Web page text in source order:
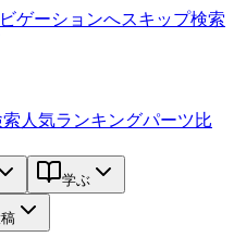
ゲーションへスキップ検索
人気ランキングパーツ比
学ぶ